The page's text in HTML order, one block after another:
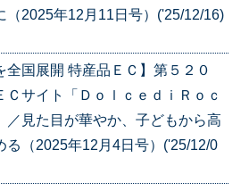
（2025年12月11日号）('25/12/16)
全国展開 特産品ＥＣ】第５２０
サイト「ＤｏｌｃｅｄｉＲｏｃ
／見た目が華やか、子どもから高
る（2025年12月4日号）('25/12/0